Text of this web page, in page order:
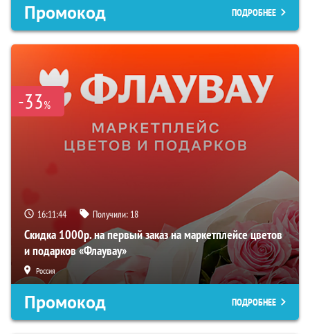
Промокод ПОДРОБНЕЕ
-33%
16:11:43 Получили: 18
Скидка 1000р. на первый заказ на маркетплейсе цветов
и подарков «Флаувау»
Россия
Промокод ПОДРОБНЕЕ